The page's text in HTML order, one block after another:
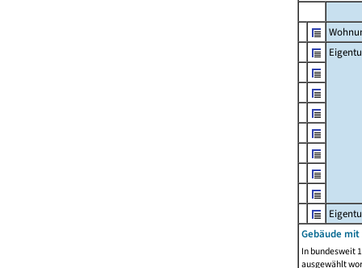
Gebäude
In bundesweit
ausgewählt